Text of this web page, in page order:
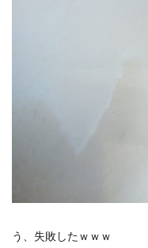
う、失敗したｗｗｗ